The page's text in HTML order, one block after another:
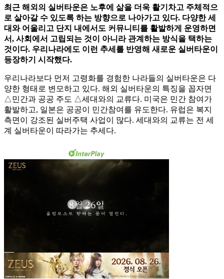
최근 해외의 실버타운은 노후에 삶을 더욱 활기차고 주체적으
로 살아갈 수 있도록 하는 방향으로 나아가고 있다. 다양한 세
대와 어울리고 단지 내에서도 커뮤니티를 활발하게 운영하면
서, 사회에서 고립되는 것이 아니라 관계하는 방식을 택하는
것이다. 우리나라에도 이런 추세를 반영해 새로운 실버타운이
등장하기 시작했다.
우리나라보다 먼저 고령화를 경험한 나라들의 실버타운은 다
양한 형태로 변모하고 있다. 해외 실버타운의 특징을 꼽자면
△민간과 공공 주도 △세대와의 교류다. 미국은 민간 참여가
활발하고, 일본은 공공이 민간참여를 유도한다. 유럽은 복지
측면이 강조된 실버주택 사업이 많다. 세대와의 교류는 전 세
계 실버타운이 따라가는 추세다.